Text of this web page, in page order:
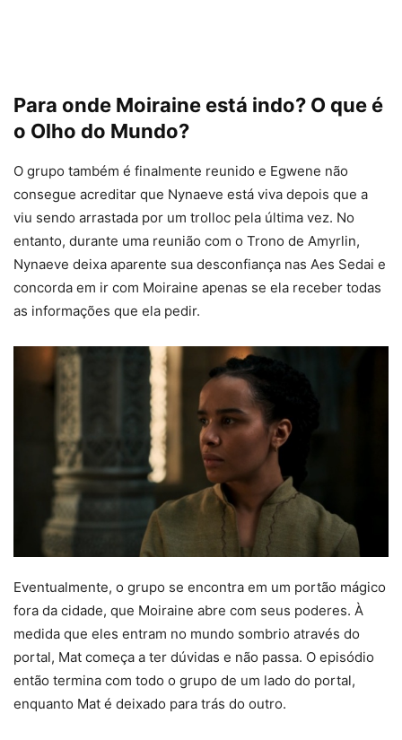
Para onde Moiraine está indo? O que é
o Olho do Mundo?
O grupo também é finalmente reunido e Egwene não
consegue acreditar que Nynaeve está viva depois que a
viu sendo arrastada por um trolloc pela última vez. No
entanto, durante uma reunião com o Trono de Amyrlin,
Nynaeve deixa aparente sua desconfiança nas Aes Sedai e
concorda em ir com Moiraine apenas se ela receber todas
as informações que ela pedir.
Eventualmente, o grupo se encontra em um portão mágico
fora da cidade, que Moiraine abre com seus poderes. À
medida que eles entram no mundo sombrio através do
portal, Mat começa a ter dúvidas e não passa. O episódio
então termina com todo o grupo de um lado do portal,
enquanto Mat é deixado para trás do outro.